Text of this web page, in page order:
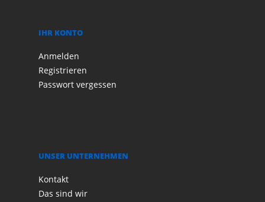
IHR KONTO
Anmelden
Registrieren
Passwort vergessen
UNSER UNTERNEHMEN
Kontakt
Das sind wir